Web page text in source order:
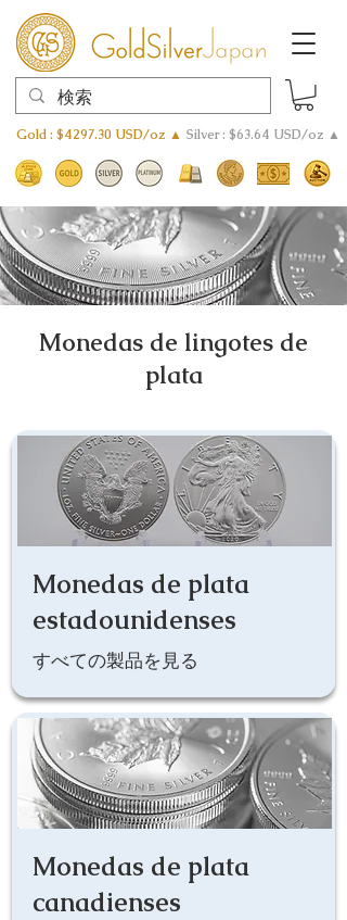
Gold : $4297.30 USD/oz ▲ Silver : $63.64 USD/oz ▲
Monedas de lingotes de
plata
Monedas de plata
estadounidenses
すべての製品を見る
Monedas de plata
canadienses